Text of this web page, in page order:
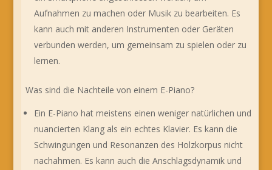
Aufnahmen zu machen oder Musik zu bearbeiten. Es
kann auch mit anderen Instrumenten oder Geräten
verbunden werden, um gemeinsam zu spielen oder zu
lernen.
Was sind die Nachteile von einem E-Piano?
Ein E-Piano hat meistens einen weniger natürlichen und
nuancierten Klang als ein echtes Klavier. Es kann die
Schwingungen und Resonanzen des Holzkorpus nicht
nachahmen. Es kann auch die Anschlagsdynamik und